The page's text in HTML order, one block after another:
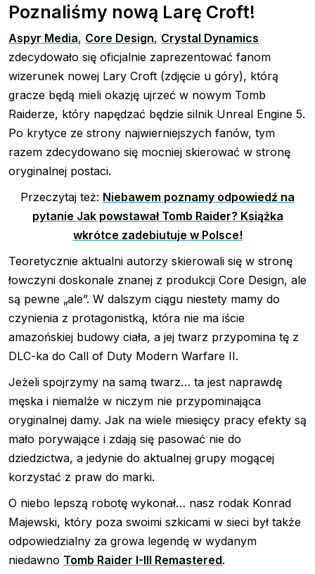
Poznaliśmy nową Larę Croft!
Aspyr Media, Core Design, Crystal Dynamics
zdecydowało się oficjalnie zaprezentować fanom
wizerunek nowej Lary Croft (zdjęcie u góry), którą
gracze będą mieli okazję ujrzeć w nowym Tomb
Raiderze, który napędzać będzie silnik Unreal Engine 5.
Po krytyce ze strony najwierniejszych fanów, tym
razem zdecydowano się mocniej skierować w stronę
oryginalnej postaci.
Przeczytaj też: Niebawem poznamy odpowiedź na
pytanie Jak powstawał Tomb Raider? Książka
wkrótce zadebiutuje w Polsce!
Teoretycznie aktualni autorzy skierowali się w stronę
łowczyni doskonale znanej z produkcji Core Design, ale
są pewne „ale”. W dalszym ciągu niestety mamy do
czynienia z protagonistką, która nie ma iście
amazońskiej budowy ciała, a jej twarz przypomina tę z
DLC-ka do Call of Duty Modern Warfare II.
Jeżeli spojrzymy na samą twarz… ta jest naprawdę
męska i niemalże w niczym nie przypominająca
oryginalnej damy. Jak na wiele miesięcy pracy efekty są
mało porywające i zdają się pasować nie do
dziedzictwa, a jedynie do aktualnej grupy mogącej
korzystać z praw do marki.
O niebo lepszą robotę wykonał… nasz rodak Konrad
Majewski, który poza swoimi szkicami w sieci był także
odpowiedzialny za growa legendę w wydanym
niedawno Tomb Raider I-III Remastered.